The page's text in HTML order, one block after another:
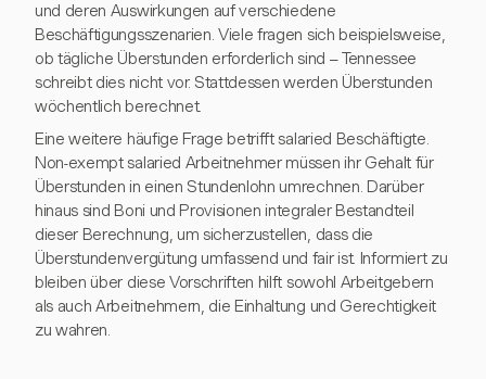
und deren Auswirkungen auf verschiedene
Beschäftigungsszenarien. Viele fragen sich beispielsweise,
ob tägliche Überstunden erforderlich sind – Tennessee
schreibt dies nicht vor. Stattdessen werden Überstunden
wöchentlich berechnet.
Eine weitere häufige Frage betrifft salaried Beschäftigte.
Non-exempt salaried Arbeitnehmer müssen ihr Gehalt für
Überstunden in einen Stundenlohn umrechnen. Darüber
hinaus sind Boni und Provisionen integraler Bestandteil
dieser Berechnung, um sicherzustellen, dass die
Überstundenvergütung umfassend und fair ist. Informiert zu
bleiben über diese Vorschriften hilft sowohl Arbeitgebern
als auch Arbeitnehmern, die Einhaltung und Gerechtigkeit
zu wahren.